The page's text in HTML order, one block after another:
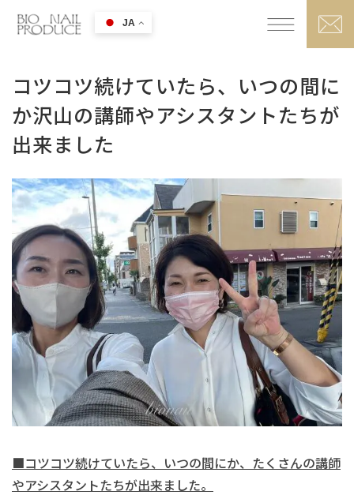
コツコツ続けていたら、いつの間に
か沢山の講師やアシスタントたちが
出来ました
■コツコツ続けていたら、いつの間にか、たくさんの講師
やアシスタントたちが出来ました。